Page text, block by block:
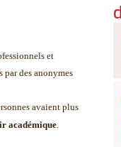
et
par des anonymes
avaient plus
académique